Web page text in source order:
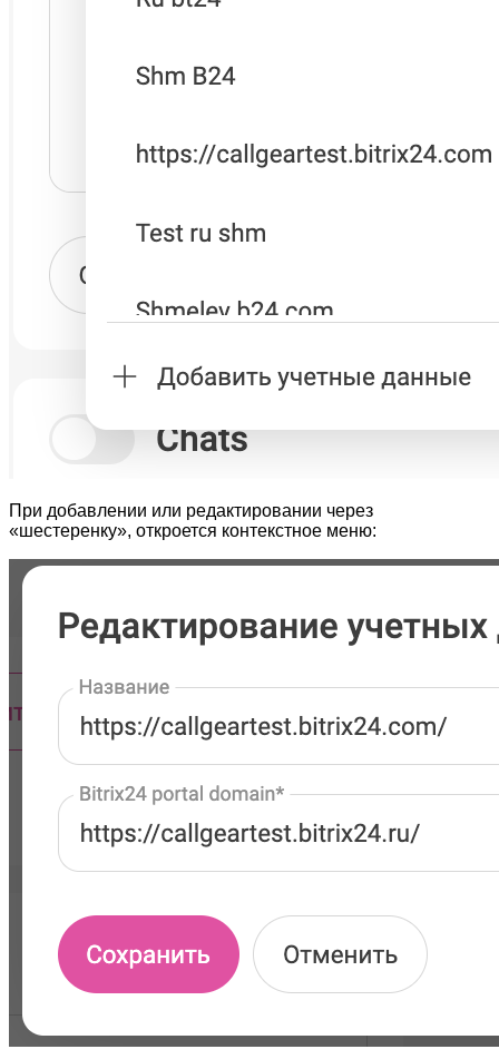
При добавлении или редактировании через
«шестеренку», откроется контекстное меню: